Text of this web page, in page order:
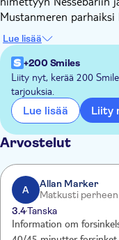
Mustanmeren
asiantuntevista
kirkko oli tuhannen
tärkeimmistä
luvulla, ja se on yksi
Päivä alkaa opastetulla
kaupungissa.
sijaitseva kaupunki on
nimetty Unescon
paljon historian
kaupungin vedenalaisia
He saivat selville, että
kreikkalaiset,
Kuljeskele vanhojen
kaduilla, jotka ovat
Lue lisää
+200 Smiles
Liity nyt, kerää 200
tarjouksia.
Lue lisää Liity
Arvostelut
A
Allan Marker
Matkusti perheen
3.4Tanska
Information om